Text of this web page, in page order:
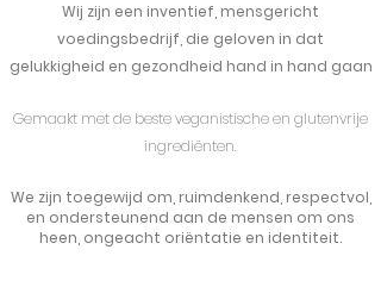
Wij zijn een inventief, mensgericht
voedingsbedrijf, die geloven in dat
gelukkigheid en gezondheid hand in hand gaan
Gemaakt met de beste veganistische en glutenvrije
ingrediënten.
We zijn toegewijd om, ruimdenkend, respectvol,
en ondersteunend aan de mensen om ons
heen, ongeacht oriëntatie en identiteit.